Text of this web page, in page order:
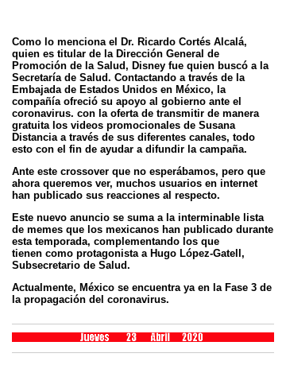
Como lo menciona el Dr. Ricardo Cortés Alcalá,
quien es titular de la Dirección General de
Promoción de la Salud, Disney fue quien buscó a la
Secretaría de Salud. Contactando a través de la
Embajada de Estados Unidos en México, la
compañía ofreció su apoyo al gobierno ante el
coronavirus. con la oferta de transmitir de manera
gratuita los videos promocionales de Susana
Distancia a través de sus diferentes canales, todo
esto con el fin de ayudar a difundir la campaña.
Ante este crossover que no esperábamos, pero que
ahora queremos ver, muchos usuarios en internet
han publicado sus reacciones al respecto.
Este nuevo anuncio se suma a la interminable lista
de memes que los mexicanos han publicado durante
esta temporada, complementando los que
tienen como protagonista a Hugo López-Gatell,
Subsecretario de Salud.
Actualmente, México se encuentra ya en la Fase 3 de
la propagación del coronavirus.